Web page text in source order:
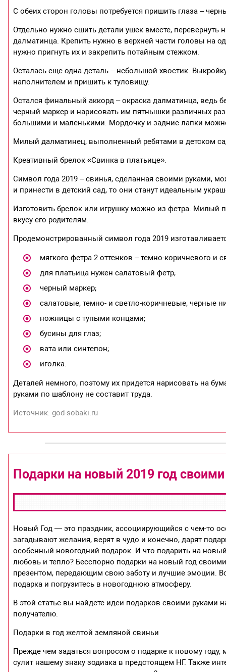
С обеих сторон головы потребуется пришить глаза –
Отдельно нужно сшить детали ушек вместе,
далматинца. Крепить нужно в верхней части головы на
нужно пригнуть их и закрепить потайным стежком.
Осталась еще одна деталь – небольшой хвостик.
наполнителем и пришить к туловищу.
Остался финальный аккорд – окраска далматинца, ведь
черный маркер и нарисовать им пятнышки различных
большими и маленькими. Мордочку и задние лапки
Милый далматинец, выполненный ребятами в детском
Креативный брелок «Свинка в платьице».
Символ года 2019 – свинья, сделанная своими руками,
и принести в детский сад, то они станут идеальным
Изготовить брелок или игрушку можно из фетра. Милый
вкусу его родителям.
Продемонстрированный символ года 2019
мягкого фетра 2 оттенков – темно-коричневого и
для платьица нужен салатовый фетр;
черный маркер;
салатовые, темно- и светло-коричневые, черные
ножницы с тупыми концами;
бусины для глаз;
вата или синтепон;
иголка.
Деталей немного, поэтому их придется нарисовать на
руками по шаблону не составит труда.
Источник: god-sobaki.ru
Подарки на новый 2019 год
Новый Год — это праздник, ассоциирующийся с чем-то
загадывают желания, верят в чудо и конечно, дарят
особенный новогодний подарок. И что подарить на
любовь и тепло? Бесспорно подарки на новый год
презентом, передающим свою заботу и лучшие эмоции.
подарка и погрузитесь в новогоднюю атмосферу.
В этой статье вы найдете идеи подарков своими руками
получателю.
Подарки в год желтой земляной свиньи
Прежде чем задаться вопросом о подарке к новому
сулит нашему знаку зодиака в предстоящем НГ. Также